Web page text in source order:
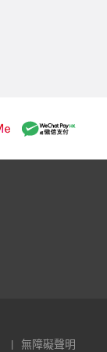
無障礙聲明